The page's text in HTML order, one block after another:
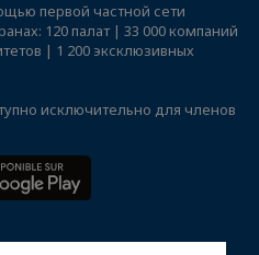
первой частной сети
120 палат | 33 000 компаний
| 1 200 эксклюзивных
исключительно для членов